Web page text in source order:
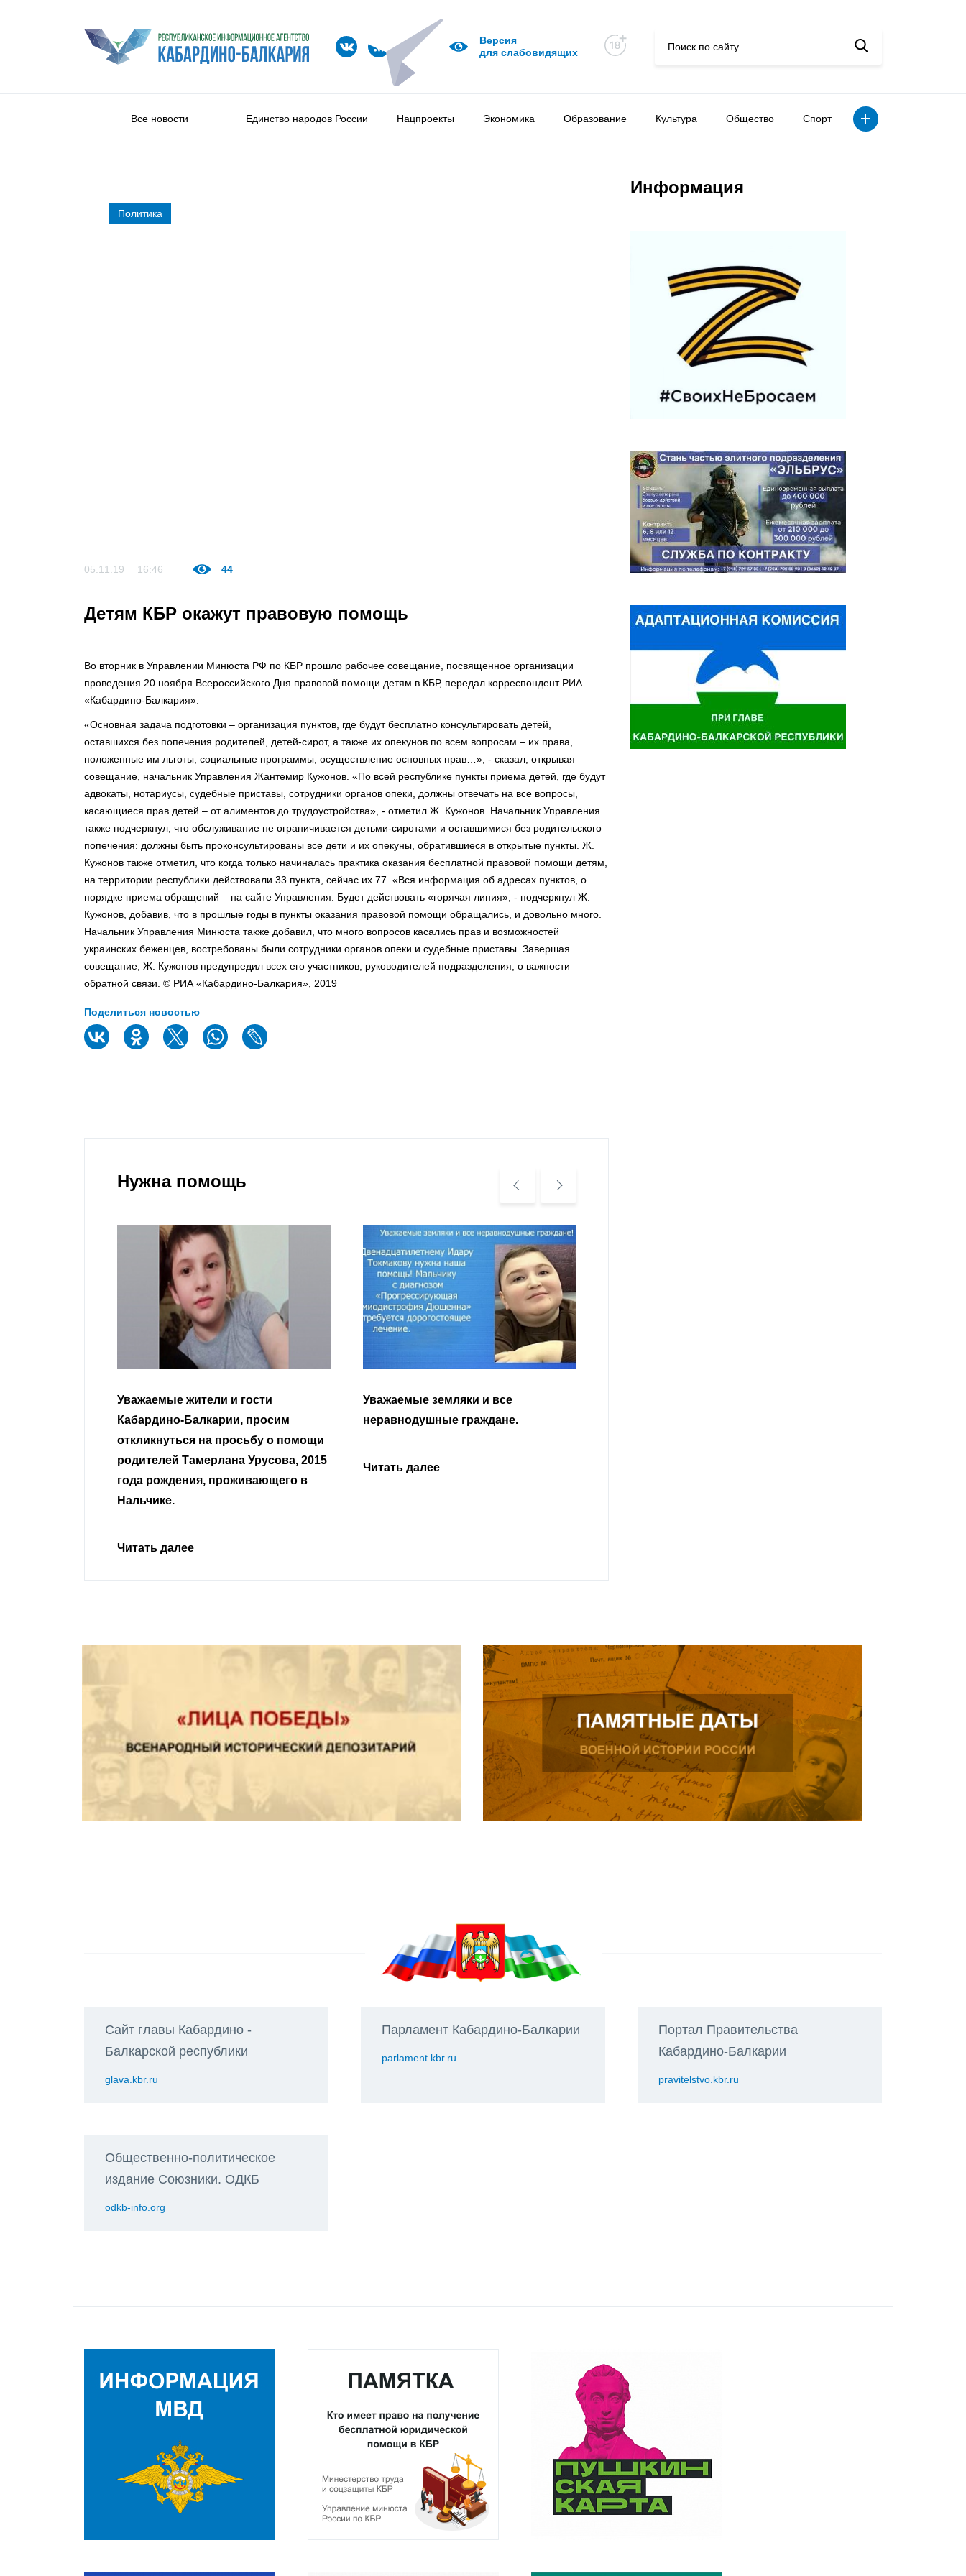
Версия
для слабовидящих
Все новости Единство народов России Нацпроекты Экономика Образование Культура Общество Спорт
Политика
05.11.19 16:46 44
Детям КБР окажут правовую помощь
Во вторник в Управлении Минюста РФ по КБР прошло рабочее совещание, посвященное организации
проведения 20 ноября Всероссийского Дня правовой помощи детям в КБР, передал корреспондент РИА
«Кабардино-Балкария».
«Основная задача подготовки – организация пунктов, где будут бесплатно консультировать детей,
оставшихся без попечения родителей, детей-сирот, а также их опекунов по всем вопросам – их права,
положенные им льготы, социальные программы, осуществление основных прав…», - сказал, открывая
совещание, начальник Управления Жантемир Кужонов. «По всей республике пункты приема детей, где будут
адвокаты, нотариусы, судебные приставы, сотрудники органов опеки, должны отвечать на все вопросы,
касающиеся прав детей – от алиментов до трудоустройства», - отметил Ж. Кужонов. Начальник Управления
также подчеркнул, что обслуживание не ограничивается детьми-сиротами и оставшимися без родительского
попечения: должны быть проконсультированы все дети и их опекуны, обратившиеся в открытые пункты. Ж.
Кужонов также отметил, что когда только начиналась практика оказания бесплатной правовой помощи детям,
на территории республики действовали 33 пункта, сейчас их 77. «Вся информация об адресах пунктов, о
порядке приема обращений – на сайте Управления. Будет действовать «горячая линия», - подчеркнул Ж.
Кужонов, добавив, что в прошлые годы в пункты оказания правовой помощи обращались, и довольно много.
Начальник Управления Минюста также добавил, что много вопросов касались прав и возможностей
украинских беженцев, востребованы были сотрудники органов опеки и судебные приставы. Завершая
совещание, Ж. Кужонов предупредил всех его участников, руководителей подразделения, о важности
обратной связи. © РИА «Кабардино-Балкария», 2019
Поделиться новостью
Информация
Нужна помощь
Уважаемые земляки и все
неравнодушные граждане.
Читать далее
Читать далее
Сайт главы Кабардино -
Балкарской республики
glava.kbr.ru
Парламент Кабардино-Балкарии
parlament.kbr.ru
Портал Правительства
Кабардино-Балкарии
pravitelstvo.kbr.ru
Общественно-политическое
издание Союзники. ОДКБ
odkb-info.org